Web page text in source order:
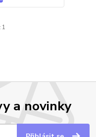
1
a novinky